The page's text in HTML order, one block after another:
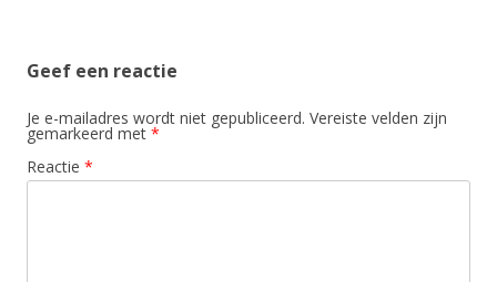
Geef een reactie
Je e-mailadres wordt niet gepubliceerd. Vereiste velden zijn
gemarkeerd met *
Reactie *